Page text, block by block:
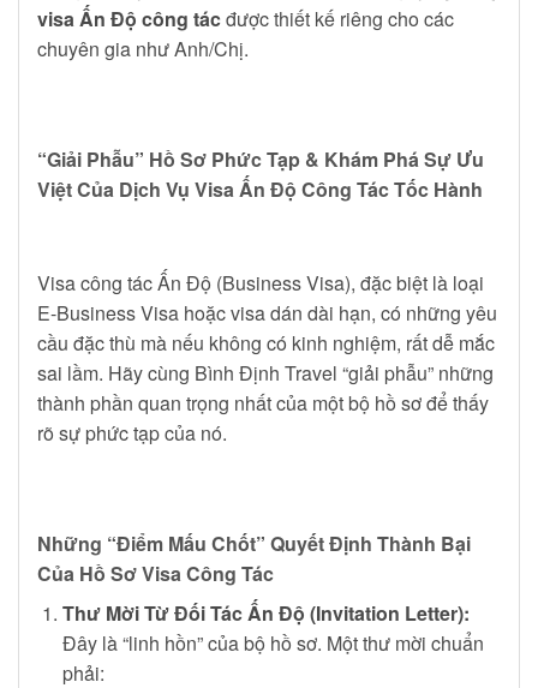
visa Ấn Độ công tácđược thiết kế riêng cho các
chuyên gia như Anh/Chị.
“Giải Phẫu” Hồ Sơ Phức Tạp & Khám Phá Sự Ưu
Việt Của Dịch Vụ Visa Ấn Độ Công Tác Tốc Hành
Visa công tác Ấn Độ (Business Visa), đặc biệt là loại
E-Business Visa hoặc visa dán dài hạn, có những yêu
cầu đặc thù mà nếu không có kinh nghiệm, rất dễ mắc
sai lầm. Hãy cùng Bình Định Travel “giải phẫu” những
thành phần quan trọng nhất của một bộ hồ sơ để thấy
rõ sự phức tạp của nó.
Những “Điểm Mấu Chốt” Quyết Định Thành Bại
Của Hồ Sơ Visa Công Tác
Thư Mời Từ Đối Tác Ấn Độ (Invitation Letter):
Đây là “linh hồn” của bộ hồ sơ. Một thư mời chuẩn
phải: